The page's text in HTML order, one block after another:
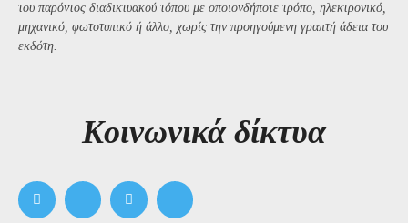
του παρόντος διαδικτυακού τόπου με οποιονδήποτε τρόπο, ηλεκτρονικό,
μηχανικό, φωτοτυπικό ή άλλο, χωρίς την προηγούμενη γραπτή άδεια του
εκδότη.
Kοινωνικά δίκτυα